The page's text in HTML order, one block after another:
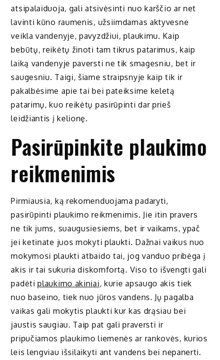
atsipalaiduoja, gali atsivėsinti nuo karščio ar net
lavinti kūno raumenis, užsiimdamas aktyvesne
veikla vandenyje, pavyzdžiui, plaukimu. Kaip
bebūtų, reikėtų žinoti tam tikrus patarimus, kaip
laiką vandenyje paversti ne tik smagesniu, bet ir
saugesniu. Taigi, šiame straipsnyje kaip tik ir
pakalbėsime apie tai bei pateiksime keletą
patarimų, kuo reikėtų pasirūpinti dar prieš
leidžiantis į kelionę.
Pasirūpinkite plaukimo
reikmenimis
Pirmiausia, ką rekomenduojama padaryti,
pasirūpinti plaukimo reikmenimis. Jie itin pravers
ne tik jums, suaugusiesiems, bet ir vaikams, ypač
jei ketinate juos mokyti plaukti. Dažnai vaikus nuo
mokymosi plaukti atbaido tai, jog vanduo pribėga į
akis ir tai sukuria diskomfortą. Viso to išvengti gali
padėtiplaukimo akiniai, kurie apsaugo akis tiek
nuo baseino, tiek nuo jūros vandens. Jų pagalba
vaikas gali mokytis plaukti kur kas drąsiau bei
jaustis saugiau. Taip pat gali praversti ir
pripučiamos plaukimo liemenės ar rankovės, kurios
leis lengviau išsilaikyti ant vandens bei nepanerti.